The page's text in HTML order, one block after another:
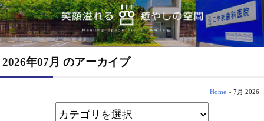
2026年07月 のアーカイブ
Home » 7月 2026